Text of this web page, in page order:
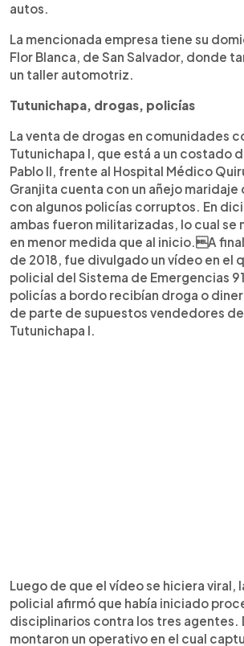
autos.
La mencionada empresa tiene su
Flor Blanca, de San Salvador, donde
un taller automotriz.
Tutunichapa, drogas, policías
La venta de drogas en comunidades
Tutunichapa I, que está a un costado
Pablo II, frente al Hospital Médico
Granjita cuenta con un añejo
con algunos policías corruptos. En
ambas fueron militarizadas, lo cual se
en menor medida que al inicio.A
de 2018, fue divulgado un vídeo en el
policial del Sistema de Emergencias
policías a bordo recibían droga o
de parte de supuestos vendedores
Tutunichapa I.
Luego de que el vídeo se hiciera viral,
policial afirmó que había iniciado
disciplinarios contra los tres agentes.
montaron un operativo en el cual